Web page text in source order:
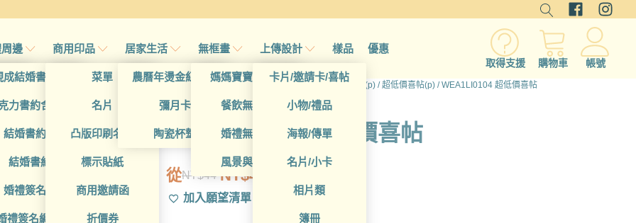
邊
成結婚書約夾
力書約含木座
結婚書約組
結婚書約
婚禮簽名簿
禮簽名綢(p)
商用印品
菜單
名片
凸版印刷名片
標示貼紙
商用邀請函
折價券
居家生活
農曆年燙金紅包袋
彌月卡
陶瓷杯墊
無框畫
媽媽寶寶無框畫
餐飲無框畫
婚禮無框畫
風景與藝術
上傳設計
卡片/邀請卡/喜帖
小物/禮品
海報/傳單
名片/小卡
相片類
簿冊
樣品 優惠
取得支援 購物車 帳號
首頁/ 所有產品 /卡片/邀請函(p) /超低價喜帖(p) / WEA1LI0104 超低價喜帖
WEA1LI0104 超低價喜帖
從NT$44
原
始
NT$42
目
前 加入願望清單